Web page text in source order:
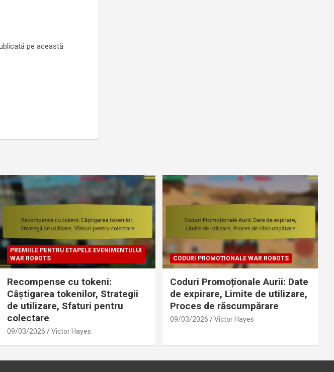
pe această
PREMIILE PENTRU ETAPELE EVENIMENTULUI
WAR ROBOTS
Recompense cu tokeni:
Câștigarea tokenilor, Strategii
de utilizare, Sfaturi pentru
colectare
09/03/2026 Victor Hayes
CODURI PROMOȚIONALE WAR ROBOTS
Coduri Promoționale Aurii: Date
de expirare, Limite de utilizare,
Proces de răscumpărare
09/03/2026 Victor Hayes